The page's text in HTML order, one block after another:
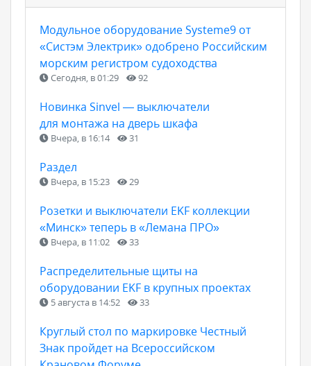
Модульное оборудование Systeme9 от
«Систэм Электрик» одобрено Российским
морским регистром судоходства
Сегодня, в 01:29 92
Новинка Sinvel — выключатели
для монтажа на дверь шкафа
Вчера, в 16:14 31
Раздел
Вчера, в 15:23 29
Розетки и выключатели EKF коллекции
«Минск» теперь в «Лемана ПРО»
Вчера, в 11:02 33
Распределительные щиты на
оборудовании EKF в крупных проектах
5 августа в 14:52 33
Круглый стол по маркировке Честный
Знак пройдет на Всероссийском